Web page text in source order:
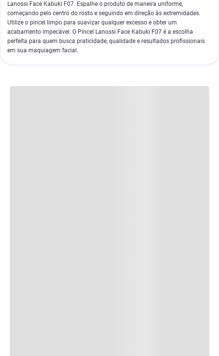
Lanossi Face Kabuki F07. Espalhe o produto de maneira uniforme,
começando pelo centro do rosto e seguindo em direção às extremidades.
Utilize o pincel limpo para suavizar qualquer excesso e obter um
acabamento impecável. O Pincel Lanossi Face Kabuki F07 é a escolha
perfeita para quem busca praticidade, qualidade e resultados profissionais
em sua maquiagem facial.